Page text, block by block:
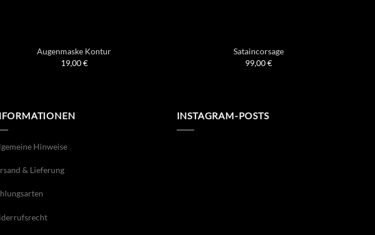
Augenmaske Kontur
19,00€
Sataincorsage
99,00€
Hinweise
& Lieferung
INSTAGRAM-POSTS